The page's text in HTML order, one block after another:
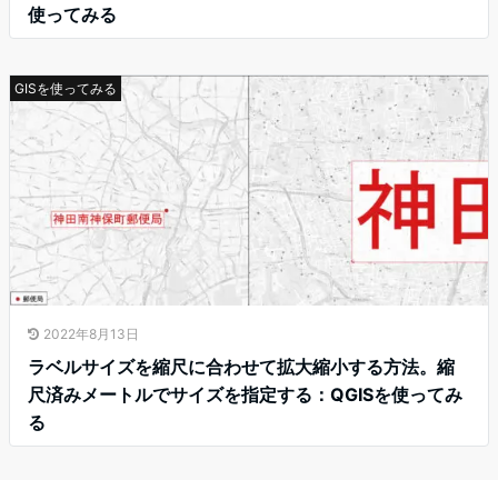
使ってみる
GISを使ってみる
2022年8月13日
ラベルサイズを縮尺に合わせて拡大縮小する方法。縮
尺済みメートルでサイズを指定する：QGISを使ってみ
る